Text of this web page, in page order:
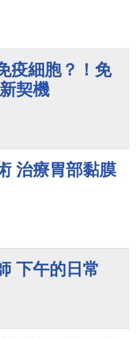
疫細胞？！免
契機
治療胃部黏膜
下午的日常